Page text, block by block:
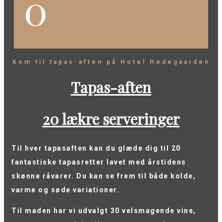
Kom til tapas-aften på Hotel Hedegaarden
Tapas-aften
20 lækre serveringer
Til hver tapasaften kan du glæde dig til 20
fantastiske tapasretter lavet med årstidens
skønne råvarer. Du kan se frem til både kolde,
varme og søde variationer.
Til maden har vi udvalgt 30 velsmagende vine,